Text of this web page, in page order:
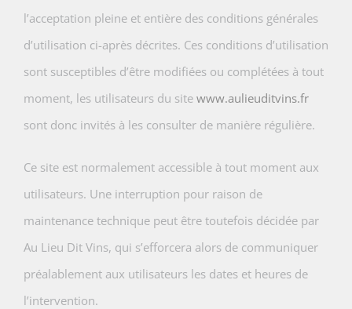
l’acceptation pleine et entière des conditions générales
d’utilisation ci-après décrites. Ces conditions d’utilisation
sont susceptibles d’être modifiées ou complétées à tout
moment, les utilisateurs du site www.aulieuditvins.fr
sont donc invités à les consulter de manière régulière.
Ce site est normalement accessible à tout moment aux
utilisateurs. Une interruption pour raison de
maintenance technique peut être toutefois décidée par
Au Lieu Dit Vins, qui s’efforcera alors de communiquer
préalablement aux utilisateurs les dates et heures de
l’intervention.